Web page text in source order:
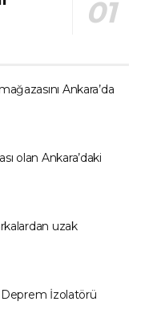
Ankara’da
olan Ankara’daki
uzak
Deprem İzolatörü